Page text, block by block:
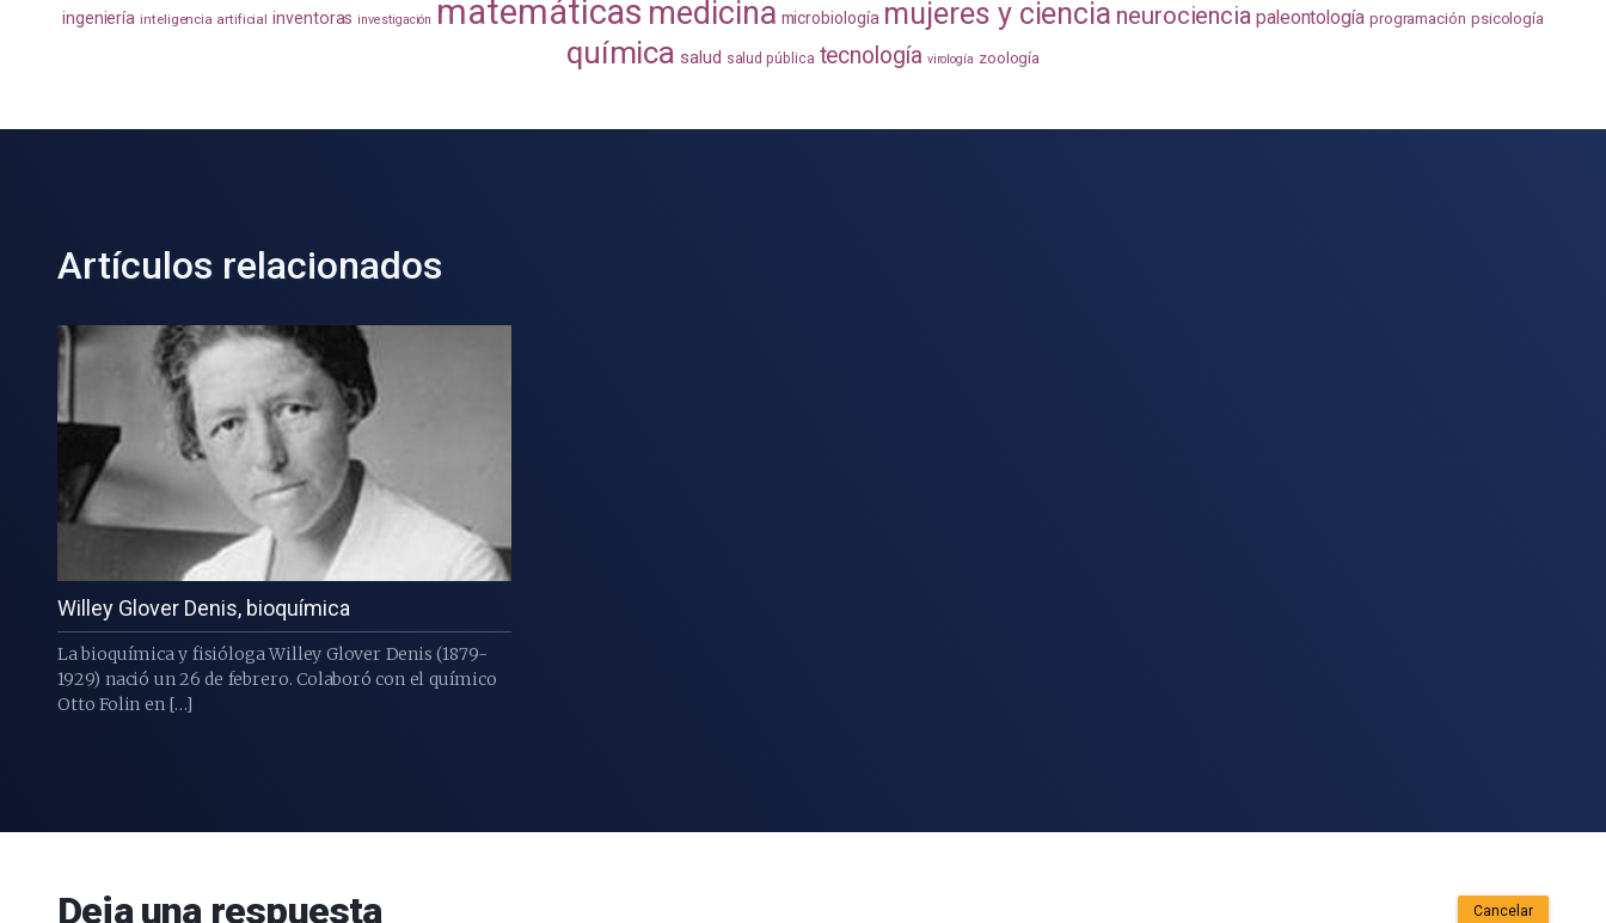
ingeniería inteligencia artificial inventoras investigación matemáticas medicina microbiología mujeres y ciencia neurociencia paleontología programación psicología
química salud salud pública tecnología virología zoología
Artículos relacionados
Willey Glover Denis, bioquímica
La bioquímica y fisióloga Willey Glover Denis (1879-
1929) nació un 26 de febrero. Colaboró con el químico
Otto Folin en […]
Deja una respuesta Cancelar